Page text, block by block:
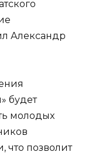
Александр
будет
молодых
что позволит